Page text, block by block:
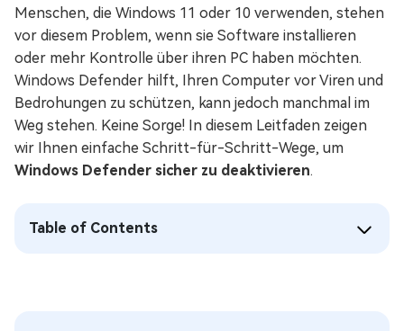
Menschen, die Windows 11 oder 10 verwenden, stehen
vor diesem Problem, wenn sie Software installieren
oder mehr Kontrolle über ihren PC haben möchten.
Windows Defender hilft, Ihren Computer vor Viren und
Bedrohungen zu schützen, kann jedoch manchmal im
Weg stehen. Keine Sorge! In diesem Leitfaden zeigen
wir Ihnen einfache Schritt-für-Schritt-Wege, um
Windows Defender sicher zu deaktivieren.
Table of Contents